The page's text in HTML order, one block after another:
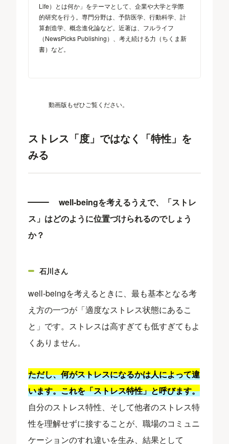
Life）とは何か」をテーマとして、企業や大学と学際
的研究を行う。専門分野は、予防医学、行動科学、計
算創造学、概念進化論など。近著は、フルライフ
（NewsPicks Publishing）、考え続ける力（ちくま新
書）など。
動画版もぜひご覧ください。
ストレス「度」ではなく「特性」を
みる
well-beingを考えるうえで、「ストレ
ス」はどのように位置づけられるのでしょう
か？
石川さん
well-beingを考えるときに、最も基本となる考
え方の一つが「適度なストレス状態にあるこ
と」です。ストレスは高すぎても低すぎてもよ
くありません。
ただし、何がストレスになるかは人によって違
います。これを「ストレス特性」と呼びます。
自分のストレス特性、そして他者のストレス特
性を理解せずに接することが、職場のコミュニ
ケーションのすれ違いを生み、結果として